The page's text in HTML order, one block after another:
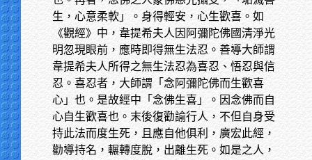
生，心意柔軟」。身得輕安，心生歡喜。如
《觀經》中，韋提希夫人因阿彌陀佛國清淨光
明忽現眼前，應時即得無生法忍。善導大師謂
韋提希夫人所得之無生法忍為喜忍、悟忍與信
忍。喜忍者，大師謂「念阿彌陀佛而生歡喜
心」也。是故經中「念佛生喜」。因念佛而自
心自生歡喜也。末後復勸諭行人，不但自身受
持此法而度生死，且應自他俱利，廣宏此經，
勸導持名，輾轉度脫，出離生死。如是之人，